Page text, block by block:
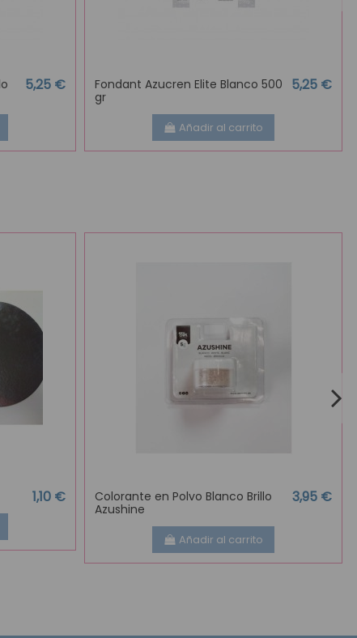
5,25 €
Fondant Azucren Elite Blanco 500
gr
5,25 €
Añadir al carrito
1,10 €
Colorante en Polvo Blanco Brillo
Azushine
3,95 €
Añadir al carrito